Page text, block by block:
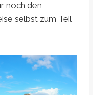
noch den
selbst zum Teil